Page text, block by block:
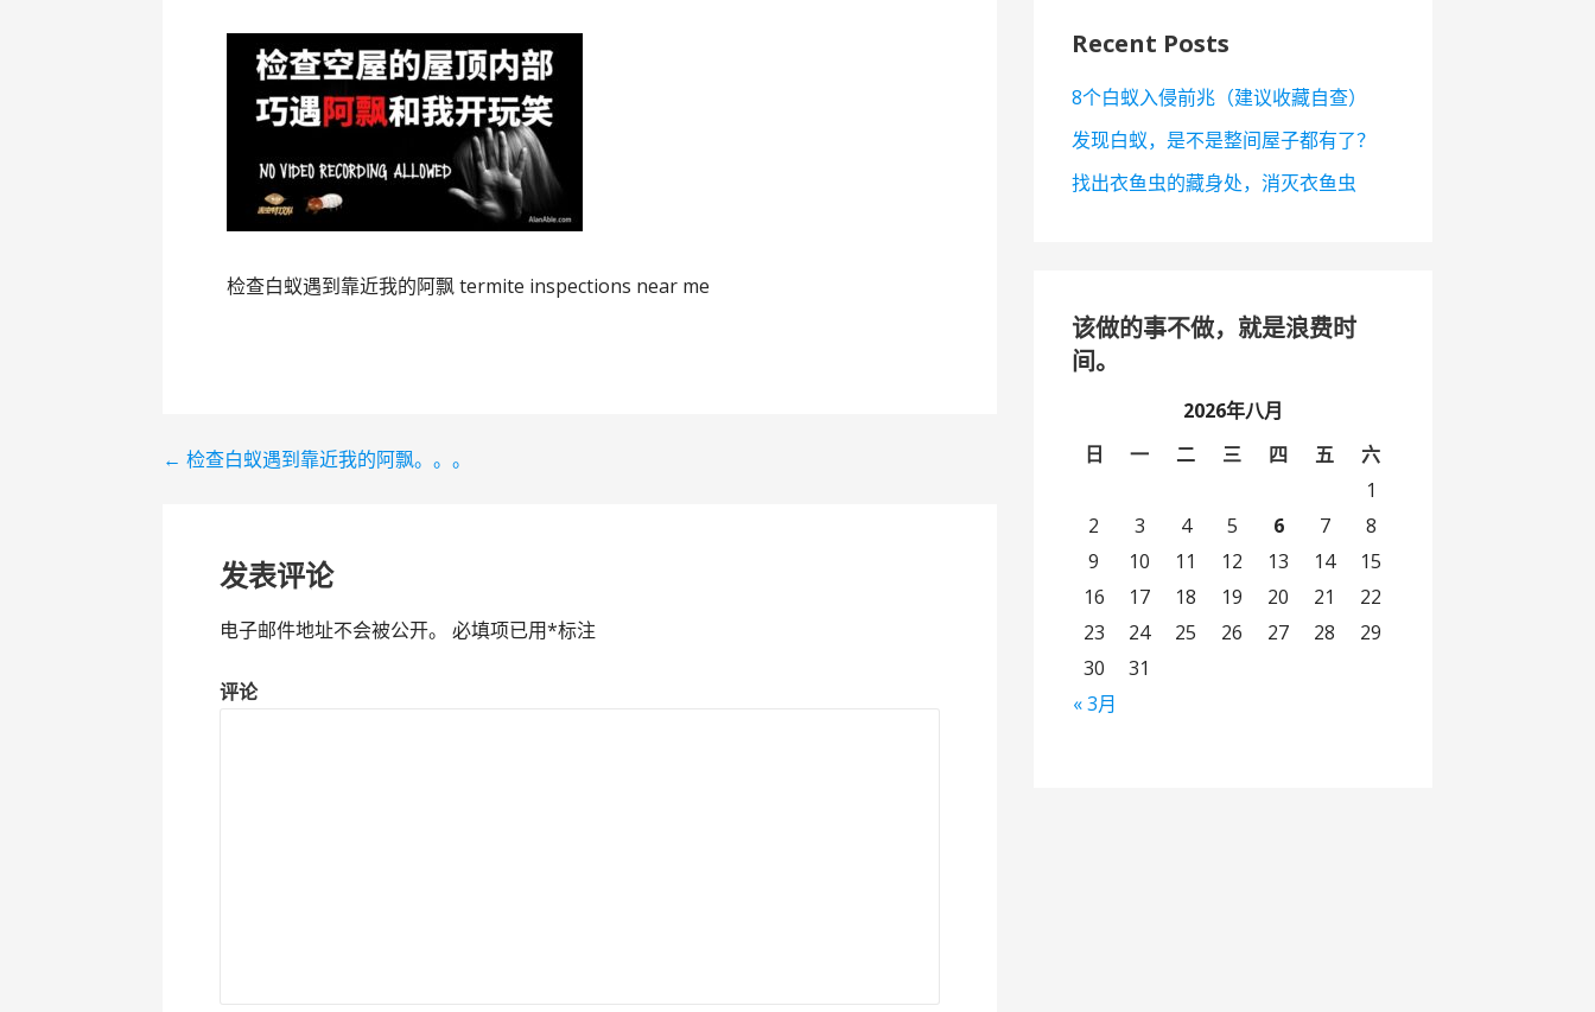
检查白蚁遇到靠近我的阿飘 termite inspections near me
文
← 检查白蚁遇到靠近我的阿飘。。。
发表评论
电子邮件地址不会被公开。 必填项已用*标注
评论
Recent Posts
8个白蚁入侵前兆（建议收藏自查）
发现白蚁，是不是整间屋子都有了？
找出衣鱼虫的藏身处，消灭衣鱼虫
该做的事不做，就是浪费时
间。
2026年八月
日
一 二 三 四 五 六
« 3月
1
2
3 4 5 6 7
8
9
10 11 12 13 14
15
16
17 18 19 20 21
22
23
24 25 26 27 28
29
30
31